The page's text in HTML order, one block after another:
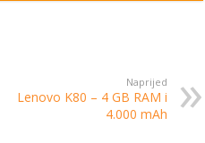
Naprijed
Lenovo K80 – 4 GB RAM i
4.000 mAh